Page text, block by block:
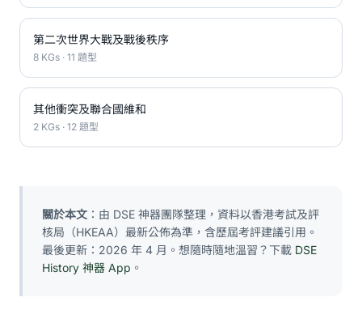
第二次世界大戰及戰後秩序
8 KGs · 11 題型
其他衝突及聯合國維和
2 KGs · 12 題型
關於本文 ：由 DSE 神器團隊整理，資料以香港考試及評
核局（HKEAA）最新公佈為準，含歷屆考評建議引用。
最後更新：2026 年 4 月。想隨時隨地溫習？下載 DSE
History 神器 App 。